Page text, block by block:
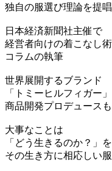
独自の服選び理論を提唱
日本経済新聞社主催で
経営者向けの着こなし術
コラムの執筆
世界展開するブランド
「トミーヒルフィガー
商品開発プロデュースも
大事なことは
「どう生きるのか？」
その生き方に相応しい服